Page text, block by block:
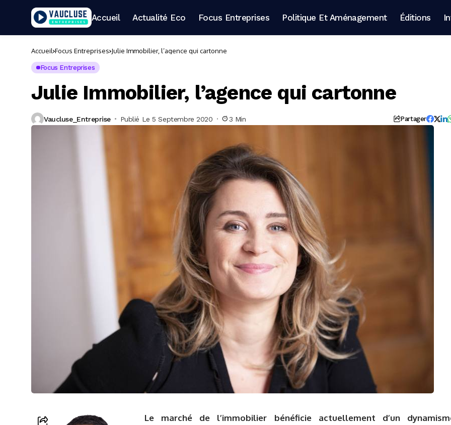
Accueil Actualité Eco Focus Entreprises Politique Et Aménagement Éditions
Accueil Focus Entreprises Julie Immobilier, l’agence qui cartonne
Focus Entreprises
Julie Immobilier, l’agence qui cartonne
Vaucluse_Entreprise Publié Le 5 Septembre 2020 3 Min Partager
Le marché de l’immobilier bénéficie actuellement d’un